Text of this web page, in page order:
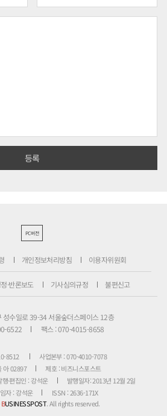
PC버전
개인정보처리방침 이용자위원회
·반론보도 기사심의규정 불편신고
성수일로 39-34 서울숲더스페이스 12층
6522
팩스 : 070-4015-8658
8512
사업본부 : 070-4010-7078
아 02897
제호 : 비즈니스포스트
행·편집인 : 강석운
발행일자: 2013년 12월 2일
자 : 강석운
ISSN : 2636-171X
BUSINESSPOST. All rights reserved.